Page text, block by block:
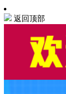
返回顶部